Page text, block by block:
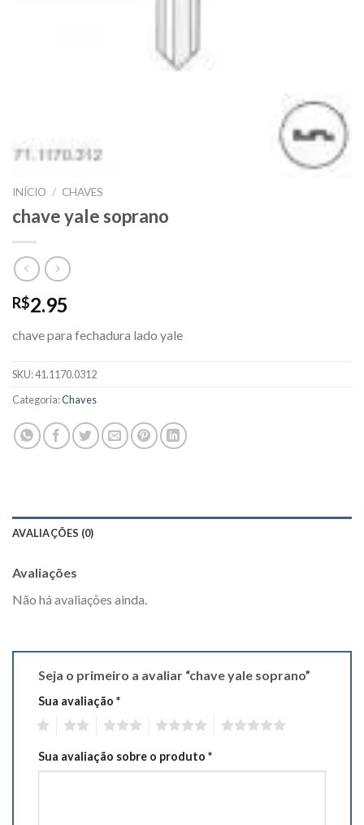
INÍCIO / CHAVES
chave yale soprano
R$2.95
chave para fechadura lado yale
SKU:41.1170.0312
Categoria:Chaves
AVALIAÇÕES (0)
Avaliações
Não há avaliações ainda.
Seja o primeiro a avaliar “chave yale soprano”
Sua avaliação *
Sua avaliação sobre o produto *